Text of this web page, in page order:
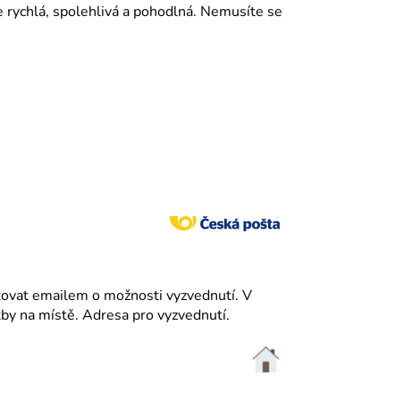
rychlá, spolehlivá a pohodlná. Nemusíte se
emailem o možnosti vyzvednutí. V
na místě. Adresa pro vyzvednutí.